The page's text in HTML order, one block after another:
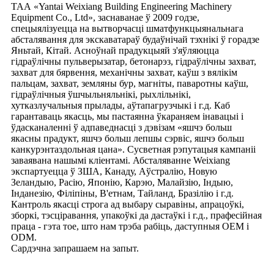
ТАА «Yantai Weixiang Building Engineering Machinery
Equipment Co., Ltd», заснаванае ў 2009 годзе,
спецыялізуецца на вытворчасці шматфункцыянальнага
абсталявання для экскаватараў будаўнічай тэхнікі ў горадзе
Яньтай, Кітай. Асноўнай прадукцыяй з'яўляюцца
гідраўлічны пульверызатар, бетонарэз, гідраўлічны захват,
захват для бярвення, механічны захват, каўш з вялікім
пальцам, захват, земляны бур, магніты, паваротны каўш,
гідраўлічныя ўшчыльняльнікі, рыхлільнікі,
хутказлучальныя прылады, аўтапагрузчыкі і г.д. Каб
гарантаваць якасць, мы пастаянна ўкараняем інавацыі і
ўдасканаленні ў адпаведнасці з дэвізам «яшчэ больш
якасны прадукт, яшчэ больш лепшы сэрвіс, яшчэ больш
канкурэнтаздольная цана». Сусветная рэпутацыя кампаніі
заваявана нашымі кліентамі. Абсталяванне Weixiang
экспартуецца ў ЗША, Канаду, Аўстралію, Новую
Зеландыю, Расію, Японію, Карэю, Малайзію, Індыю,
Інданезію, Філіпіны, В'етнам, Тайланд, Бразілію і г.д.
Кантроль якасці строга ад выбару сыравіны, апрацоўкі,
зборкі, тэсціравання, упакоўкі да дастаўкі і г.д., прафесійная
праца - гэта тое, што нам трэба рабіць, даступныя OEM і
ODM.
Сардэчна запрашаем на запыт.